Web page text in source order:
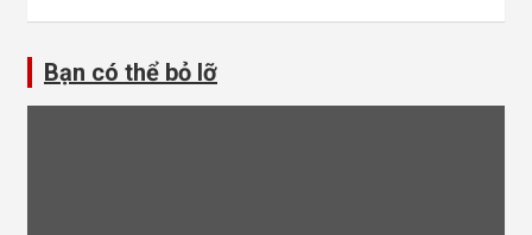
Bạn có thể bỏ lỡ